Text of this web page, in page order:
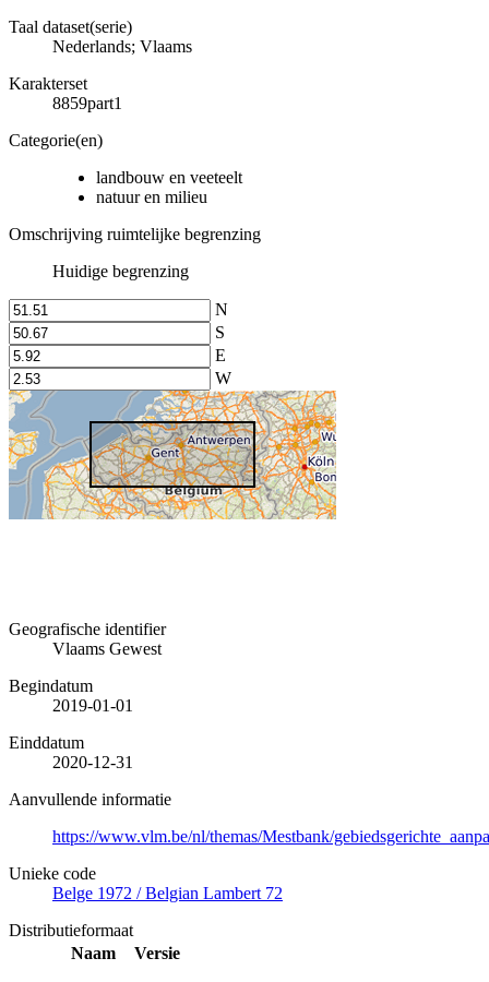
Taal dataset(serie)
Nederlands; Vlaams
Karakterset
8859part1
Categorie(en)
landbouw en veeteelt
natuur en milieu
Omschrijving ruimtelijke begrenzing
Huidige begrenzing
N
S
E
W
Geografische identifier
Vlaams Gewest
Begindatum
2019-01-01
Einddatum
2020-12-31
Aanvullende informatie
https://www.vlm.be/nl/themas/Mestbank/
Unieke code
Belge 1972 / Belgian Lambert 72
Distributieformaat
Naam
Versie